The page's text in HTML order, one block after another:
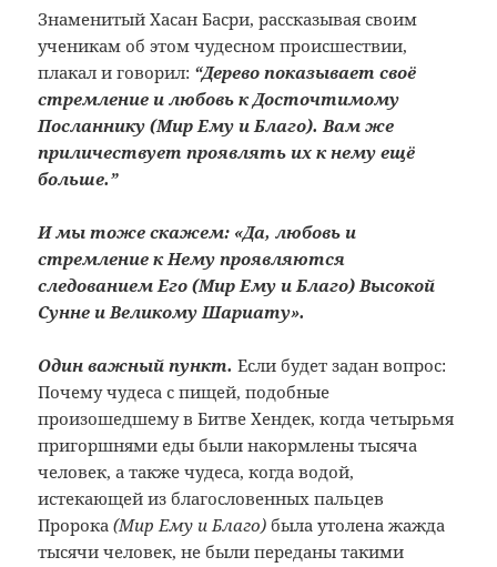
Знаменитый Хасан Басри, рассказывая своим
ученикам об этом чудесном происшествии,
плакал и говорил: “Дерево показывает своё
стремление и любовь к Досточтимому
Посланнику (Мир Ему и Благо). Вам же
приличествует проявлять их к нему ещё
больше.”
И мы тоже скажем: «Да, любовь и
стремление к Нему проявляются
следованием Его (Мир Ему и Благо) Высокой
Сунне и Великому Шариату».
Один важный пункт. Если будет задан вопрос:
Почему чудеса с пищей, подобные
произошедшему в Битве Хендек, когда четырьмя
пригоршнями еды были накормлены тысяча
человек, а также чудеса, когда водой,
истекающей из благословенных пальцев
Пророка(Мир Ему и Благо) была утолена жажда
тысячи человек, не были переданы такими